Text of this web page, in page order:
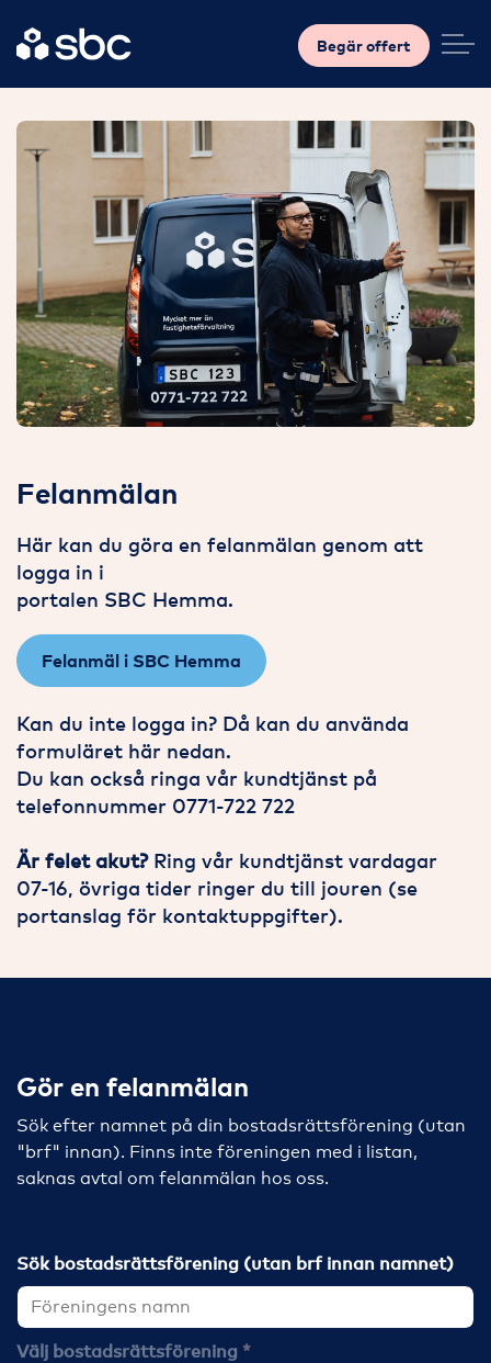
Begär offert
Felanmälan
Här kan du göra en felanmälan genom att
logga in i
portalen SBC Hemma.
Felanmäl i SBC Hemma
Kan du inte logga in? Då kan du använda
formuläret här nedan.
Du kan också ringa vår kundtjänst på
telefonnummer 0771-722 722
Är felet akut?Ring vår kundtjänst vardagar
07-16, övriga tider ringer du till jouren (se
portanslag för kontaktuppgifter).
Gör en felanmälan
Sök efter namnet på din bostadsrättsförening (utan
"brf" innan). Finns inte föreningen med i listan,
saknas avtal om felanmälan hos oss.
Sök bostadsrättsförening (utan brf innan namnet)
Välj bostadsrättsförening